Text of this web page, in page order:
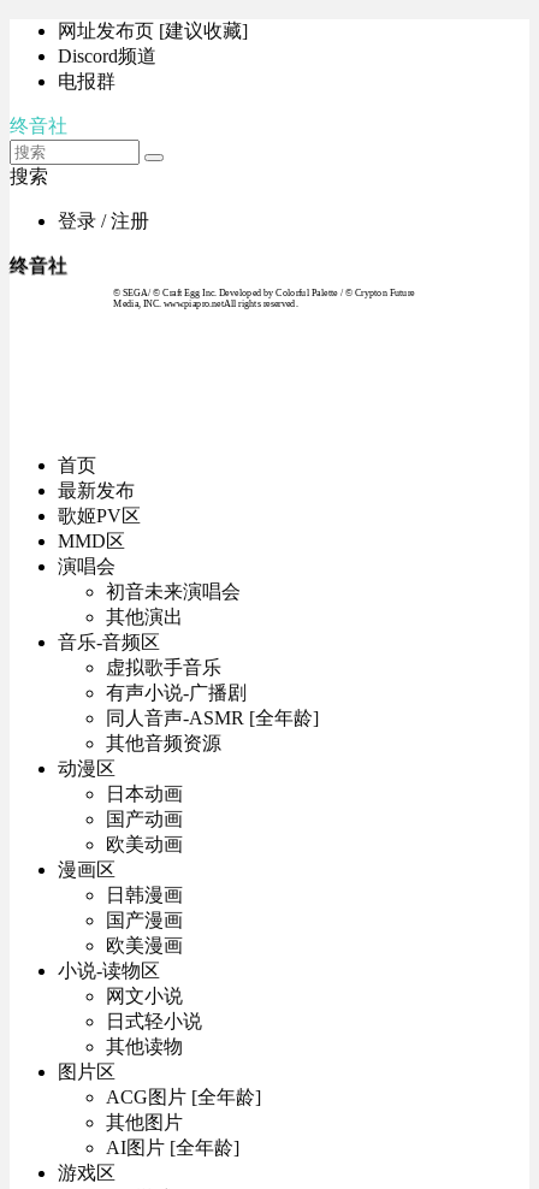
网址发布页 [建议收藏]
Discord频道
电报群
终音社
搜索
登录 / 注册
终音社
© SEGA / © Craft Egg Inc. Developed by Colorful Palette / © Crypton Future
Media, INC. www.piapro.netAll rights reserved.
首页
最新发布
歌姬PV区
MMD区
演唱会
初音未来演唱会
其他演出
音乐-音频区
虚拟歌手音乐
有声小说-广播剧
同人音声-ASMR [全年龄]
其他音频资源
动漫区
日本动画
国产动画
欧美动画
漫画区
日韩漫画
国产漫画
欧美漫画
小说-读物区
网文小说
日式轻小说
其他读物
图片区
ACG图片 [全年龄]
其他图片
AI图片 [全年龄]
游戏区